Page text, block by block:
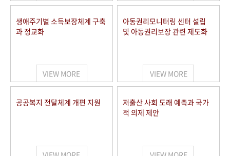
생애주기별 소득보장체계 구축
과 정교화
VIEW MORE
아동권리모니터링 센터 설립
및 아동권리보장 관련 제도화
VIEW MORE
공공복지 전달체계 개편 지원
저출산 사회 도래 예측과 국가
적 의제 제안